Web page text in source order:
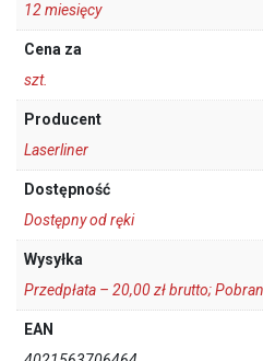
12 miesięcy
Cena za
szt.
Producent
Laserliner
Dostępność
Dostępny od ręki
Wysyłka
Przedpłata – 20,00 zł brutto;
EAN